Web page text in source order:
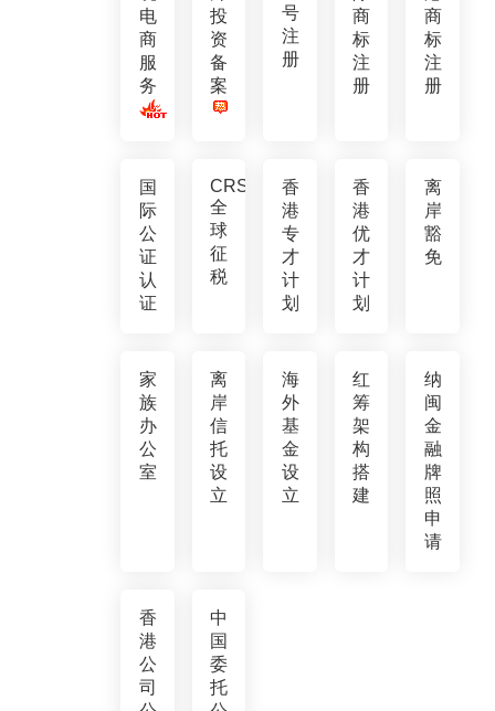
电
商
服
务
投
资
备
案
号
注
册
商
标
注
册
商
标
注
册
国
际
公
证
认
证
CRS
全
球
征
税
香
港
专
才
计
划
香
港
优
才
计
划
离
岸
豁
免
家
族
办
公
室
离
岸
信
托
设
立
海
外
基
金
设
立
红
筹
架
构
搭
建
纳
闽
金
融
牌
照
申
请
香
港
公
司
中
国
委
托